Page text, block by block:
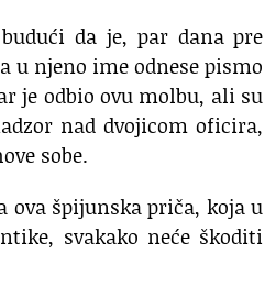
da je, par dana pre
u njeno ime odnese pismo
je odbio ovu molbu, ali su
nad dvojicom oficira,
sobe.
ova špijunska priča, koja u
svakako neće škoditi